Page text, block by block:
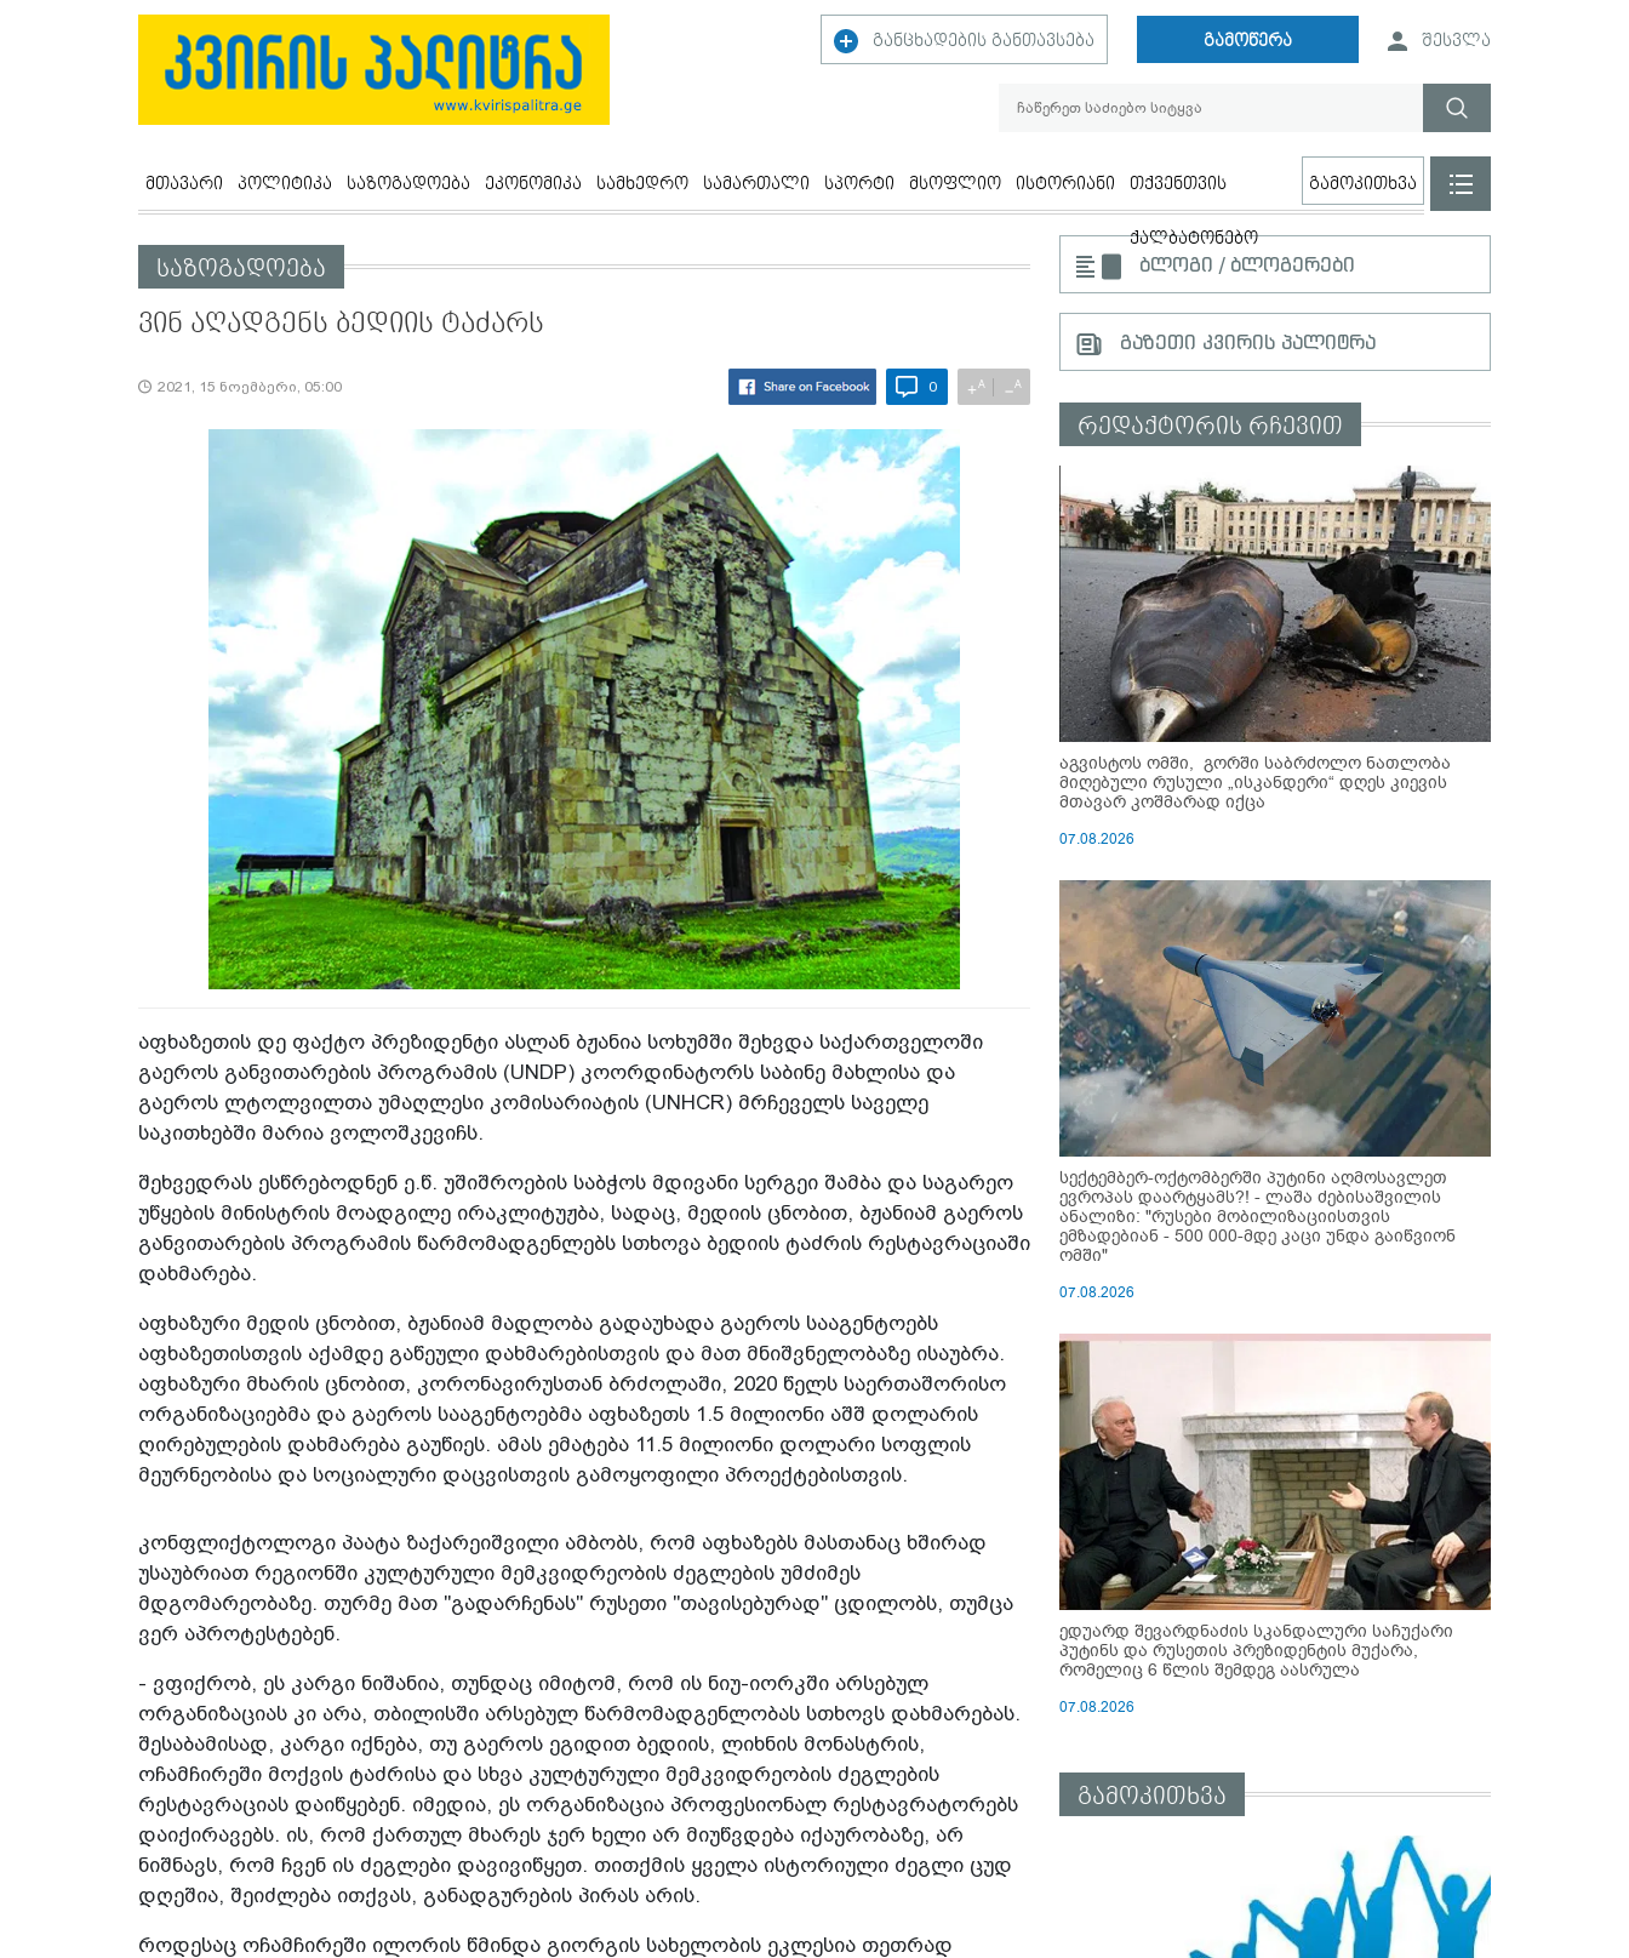
განცხადების განთავსება გამოწერა შესვლა
მთავარი პოლიტიკა საზოგადოება ეკონომიკა სამხედრო სამართალი სპორტი მსოფლიო ისტორიანი თქვენთვის
ქალბატონებო
გამოკითხვა
საზოგადოება
ვინ აღადგენს ბედიის ტაძარს
2021, 15 ნოემბერი, 05:00 0 +A −A
აფხაზეთის დე ფაქტო პრეზიდენტი ასლან ბჟანია სოხუმში შეხვდა საქართველოში
გაეროს განვითარების პროგრამის (UNDP) კოორდინატორს საბინე მახლისა და
გაეროს ლტოლვილთა უმაღლესი კომისარიატის (UNHCR) მრჩეველს საველე
საკითხებში მარია ვოლოშკევიჩს.
შეხვედრას ესწრებოდნენ ე.წ. უშიშროების საბჭოს მდივანი სერგეი შამბა და საგარეო
უწყების მინისტრის მოადგილე ირაკლიტუჟბა, სადაც, მედიის ცნობით, ბჟანიამ გაეროს
განვითარების პროგრამის წარმომადგენლებს სთხოვა ბედიის ტაძრის რესტავრაციაში
დახმარება.
აფხაზური მედის ცნობით, ბჟანიამ მადლობა გადაუხადა გაეროს სააგენტოებს
აფხაზეთისთვის აქამდე გაწეული დახმარებისთვის და მათ მნიშვნელობაზე ისაუბრა.
აფხაზური მხარის ცნობით, კორონავირუსთან ბრძოლაში, 2020 წელს საერთაშორისო
ორგანიზაციებმა და გაეროს სააგენტოებმა აფხაზეთს 1.5 მილიონი აშშ დოლარის
ღირებულების დახმარება გაუწიეს. ამას ემატება 11.5 მილიონი დოლარი სოფლის
მეურნეობისა და სოციალური დაცვისთვის გამოყოფილი პროექტებისთვის.
კონფლიქტოლოგი პაატა ზაქარეიშვილი ამბობს, რომ აფხაზებს მასთანაც ხშირად
უსაუბრიათ რეგიონში კულტურული მემკვიდრეობის ძეგლების უმძიმეს
მდგომარეობაზე. თურმე მათ "გადარჩენას" რუსეთი "თავისებურად" ცდილობს, თუმცა
ვერ აპროტესტებენ.
- ვფიქრობ, ეს კარგი ნიშანია, თუნდაც იმიტომ, რომ ის ნიუ-იორკში არსებულ
ორგანიზაციას კი არა, თბილისში არსებულ წარმომადგენლობას სთხოვს დახმარებას.
შესაბამისად, კარგი იქნება, თუ გაეროს ეგიდით ბედიის, ლიხნის მონასტრის,
ოჩამჩირეში მოქვის ტაძრისა და სხვა კულტურული მემკვიდრეობის ძეგლების
რესტავრაციას დაიწყებენ. იმედია, ეს ორგანიზაცია პროფესიონალ რესტავრატორებს
დაიქირავებს. ის, რომ ქართულ მხარეს ჯერ ხელი არ მიუწვდება იქაურობაზე, არ
ნიშნავს, რომ ჩვენ ის ძეგლები დავივიწყეთ. თითქმის ყველა ისტორიული ძეგლი ცუდ
დღეშია, შეიძლება ითქვას, განადგურების პირას არის.
როდესაც ოჩამჩირეში ილორის წმინდა გიორგის სახელობის ეკლესია თეთრად
ბლოგი / ბლოგერები
გაზეთი კვირის პალიტრა
რედაქტორის რჩევით
აგვისტოს ომში, გორში საბრძოლო ნათლობა
მიღებული რუსული „ისკანდერი“ დღეს კიევის
მთავარ კოშმარად იქცა
07.08.2026
სექტემბერ-ოქტომბერში პუტინი აღმოსავლეთ
ევროპას დაარტყამს?! - ლაშა ძებისაშვილის
ანალიზი: "რუსები მობი­ლიზაციისთვის
ემზადებიან - 500 000-მდე კაცი უნდა გაიწვიონ
ომში"
07.08.2026
ედუარდ შევარდნაძის სკანდალური საჩუქარი
პუტინს და რუსეთის პრეზიდენტის მუქარა,
რომელიც 6 წლის შემდეგ აასრულა
07.08.2026
გამოკითხვა